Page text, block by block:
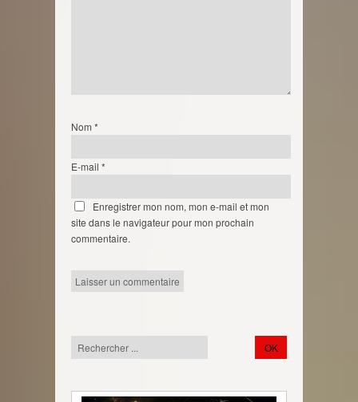
Nom *
E-mail *
Enregistrer mon nom, mon e-mail et mon
site dans le navigateur pour mon prochain
commentaire.